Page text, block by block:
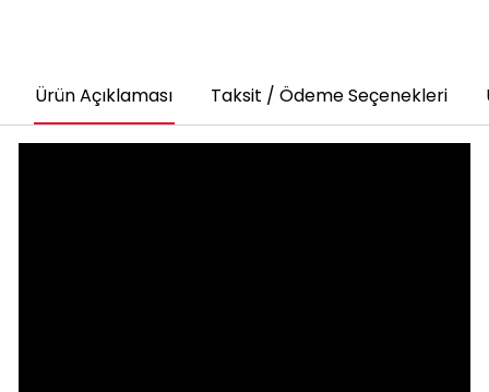
Ürün Açıklaması Taksit / Ödeme Seçenekleri